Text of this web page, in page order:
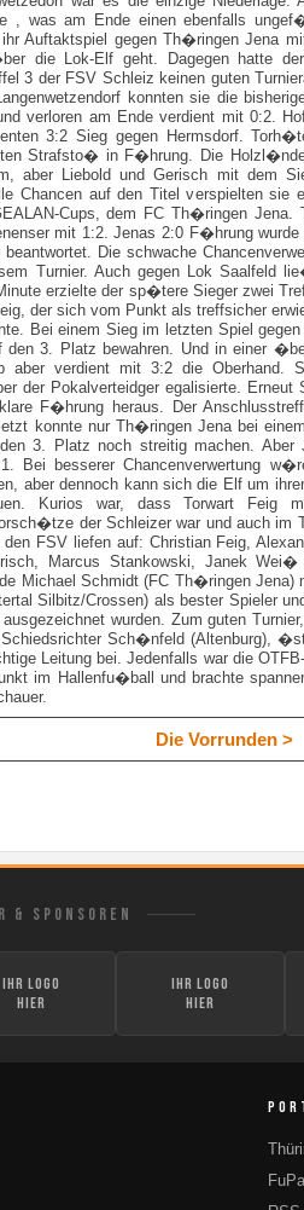
, was am Ende einen ebenfalls
Auftaktspiel gegen Th�ringen Jena
die Lok-Elf geht. Dagegen hatte
3 der FSV Schleiz keinen guten
konnten sie die
verloren am Ende verdient mit 0:2.
3:2 Sieg gegen Hermsdorf.
Strafsto� in F�hrung. Die
aber Liebold und Gerisch mit dem
Chancen auf den Titel verspielten sie
Cups, dem FC Th�ringen Jena.
mit 1:2. Jenas 2:0 F�hrung
Die schwache
Turnier. Auch gegen Lok Saalfeld
erzielte der sp�tere Sieger zwei
der sich vom Punkt als treffsicher
Bei einem Sieg im letzten Spiel
den 3. Platz bewahren. Und in einer
aber verdient mit 3:2 die Oberhand.
der Pokalverteidger egalisierte.
F�hrung heraus. Der
konnte nur Th�ringen Jena bei
3. Platz noch streitig machen. Aber
Bei besserer Chancenverwertung
aber dennoch kann sich die Elf um
Kurios war, dass Torwart Feig
der Schleizer war und auch im
FSV liefen auf: Christian Feig,
Marcus Stankowski, Janek
Michael Schmidt (FC Th�ringen Jena)
Silbitz/Crossen) als bester Spieler
wurden. Zum guten
Sch�nfeld (Altenburg),
Leitung bei. Jedenfalls war die
im Hallenfu�ball und brachte
Die Vorrunden >
& SPONSOREN
Ihr Logo
hier
Ihr Logo
hier